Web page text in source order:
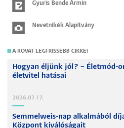
Gyuris Bende Ármin
Nevetnikék Alapítvány
A ROVAT LEGFRISSEBB CIKKEI
Hogyan éljünk jól? – Életmód-
életvitel hatásai
2026.07.17.
Semmelweis-nap alkalmából
Központ kiválóságait